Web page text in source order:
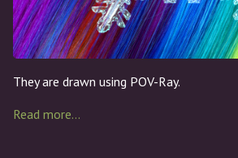
They are drawn using POV-Ray.
Read more…